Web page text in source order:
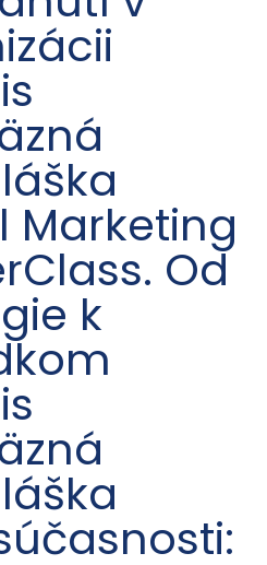
Marketing
Od
k